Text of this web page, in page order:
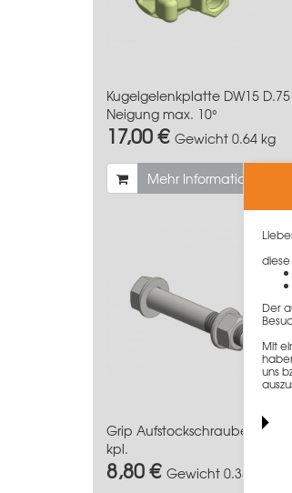
Kugelgelenkplatte DW15 D.75
Neigung max. 10°
17,00 € Gewicht 0.64 kg
Mehr Informationen
Grip Aufstockschraube
kpl.
8,80 € Gewicht 0.35 kg
Der
Mit
uns